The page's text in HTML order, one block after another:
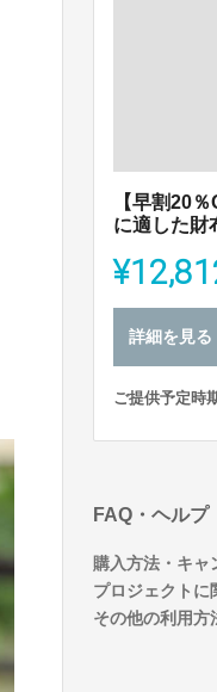
【早割20
に適した財
詳細を見る
ご提供予定時
FAQ・ヘルプ
購入方法・キャ
プロジェクトに
その他の利用方